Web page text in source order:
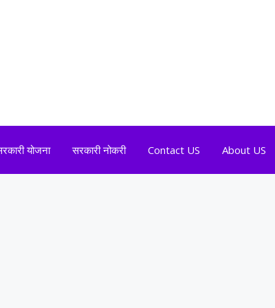
योजना सरकारी नोकरी Contact US About US